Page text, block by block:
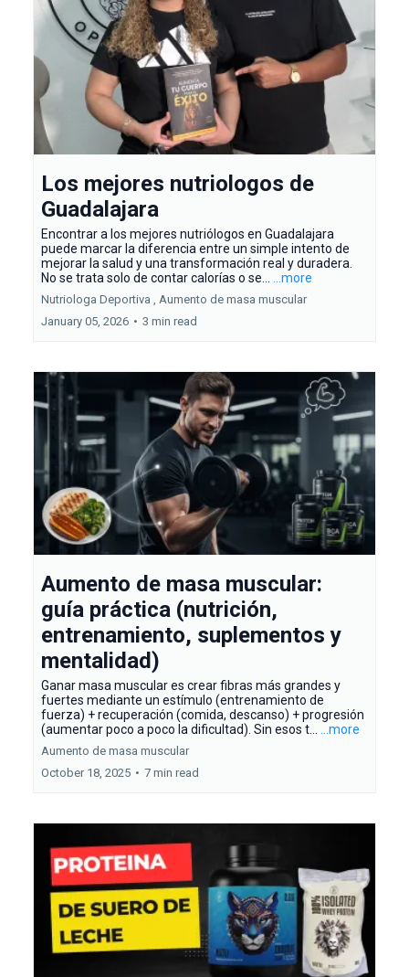
Los mejores nutriologos de
Guadalajara
Encontrar a los mejores nutriólogos en Guadalajara
puede marcar la diferencia entre un simple intento de
mejorar la salud y una transformación real y duradera.
No se trata solo de contar calorías o se...
...more
Nutriologa Deportiva , Aumento de masa muscular
January 05, 2026 • 3 min read
Aumento de masa muscular:
guía práctica (nutrición,
entrenamiento, suplementos y
mentalidad)
Ganar masa muscular es crear fibras más grandes y
fuertes mediante un estímulo (entrenamiento de
fuerza) + recuperación (comida, descanso) + progresión
(aumentar poco a poco la dificultad). Sin esos t...
...more
Aumento de masa muscular
October 18, 2025 • 7 min read